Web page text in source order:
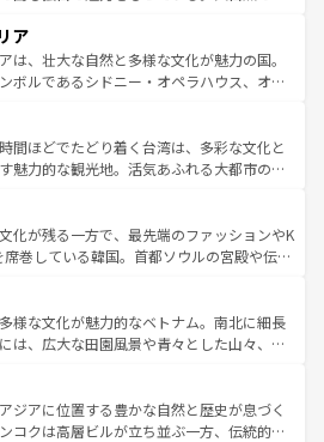
リンズでは、音楽と美食が融合した独特の
行者はアメリカの各地域で異なる魅力を楽
の多様性と豊かな歴史を感じることができ
タイルだ。 なお、新着のアメリカ
ツ一覧を参照してほしい。
ない。また、定番の観光地といえばオアフ
自然を求めるならマウイ島やカウアイ島が
ラルドグリーンに輝く海をはじめ、豊かな
の心で訪れる人々を迎えてくれるハワイの
ローカルフードやハワイアンミュージッ
ラダンスなど、すべてがハワイの魅力を彩
しい。 なお、新着のハワイ情報
覧を参照してほしい。
ア
は、壮大な自然と多様な文化が魅力の国。
ボルであるシドニー・オペラハウス、オー
陸中央部にそびえるウルル（エアーズロッ
アの美しい原生林やケアンズの熱帯雨林な
たくさん。また、カフェやワイン、オージ
ビティも充実しており、サーフィンやダイ
ングなど、アウトドア好きにはたまらな
リアの多彩な魅力を存分に味わいつくそ
。
間ほどでたどり着く台湾は、多彩な文化と
魅力的な観光地。活気あふれる大都市の台
山岳地帯である台湾東部など、都市の喧騒
が共存しており、訪れる人に新しい発見と
てくれる。また、奥深い台湾の食文化も魅
判のスイーツなど、バラエティ豊かな料理
が味わえる。 なお、新着の台湾情報は コンテンツ一覧を参
化が残る一方で、最先端のファッションやK
巻している韓国。首都ソウルの宮殿や伝統
延ばせば四季折々の自然美を楽しむことが
、キムチや焼肉、絶品のストリートフード
な韓国料理が待っている。夜には、韓国な
ながら、韓国の多彩な魅力を心ゆくまで味
わってみてほしい。 なお、新着の韓国情報はコンテンツ一
しい。
様な文化が魅力的なベトナム。南北に細長
は、広大な田園風景や青々とした山々、世
に伝統が息づく。ハノイの古い町並みやホ
ランス統治時代の建物も、独特の雰囲気を
。また、バラエティの豊かさとおいしさで
ジアに位置する豊かな自然と歴史が息づく
コクは高層ビルが立ち並ぶ一方、伝統的な